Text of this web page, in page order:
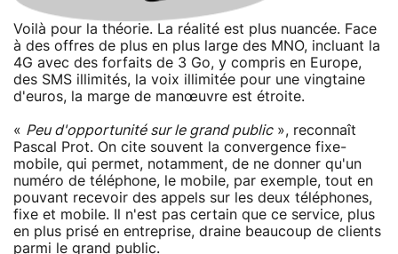
Voilà pour la théorie. La réalité est plus nuancée. Face
à des offres de plus en plus large des MNO, incluant la
4G avec des forfaits de 3 Go, y compris en Europe,
des SMS illimités, la voix illimitée pour une vingtaine
d'euros, la marge de manœuvre est étroite.
« Peu d'opportunité sur le grand public», reconnaît
Pascal Prot. On cite souvent la convergence fixe-
mobile, qui permet, notamment, de ne donner qu'un
numéro de téléphone, le mobile, par exemple, tout en
pouvant recevoir des appels sur les deux téléphones,
fixe et mobile. Il n'est pas certain que ce service, plus
en plus prisé en entreprise, draine beaucoup de clients
parmi le grand public.